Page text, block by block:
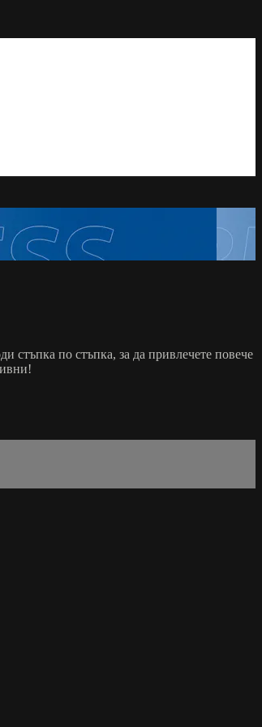
стъпка по стъпка, за да привлечете повече